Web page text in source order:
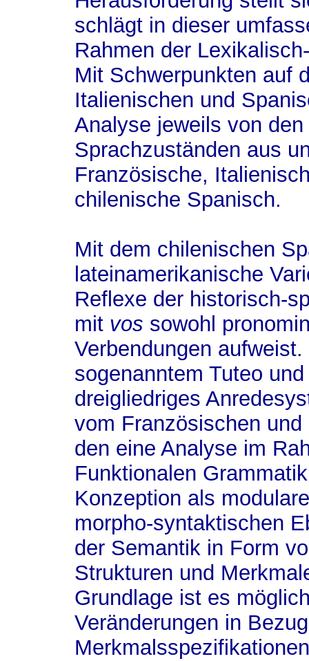
schlägt in dieser
Rahmen der
Mit Schwerpunkten auf
Italienischen und
Analyse jeweils von
Sprachzuständen aus
Französische,
chilenische Spanisch.
Mit dem chilenischen
lateinamerikanische
Reflexe der historisch-
mit vos sowohl
Verbendungen
sogenanntem Tuteo
dreigliedriges
vom Französischen
den eine Analyse im
Funktionalen
Konzeption als
morpho-syntaktischen
der Semantik in Form
Strukturen und
Grundlage ist es
Veränderungen in